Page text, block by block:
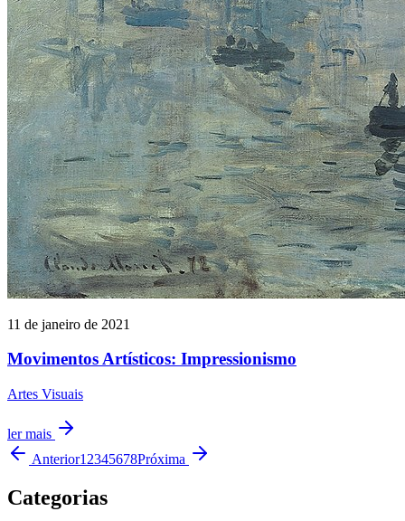
11 de janeiro de 2021
Movimentos Artísticos: Impressionismo
Artes Visuais
ler mais
Anterior1 2345678Próxima
Categorias